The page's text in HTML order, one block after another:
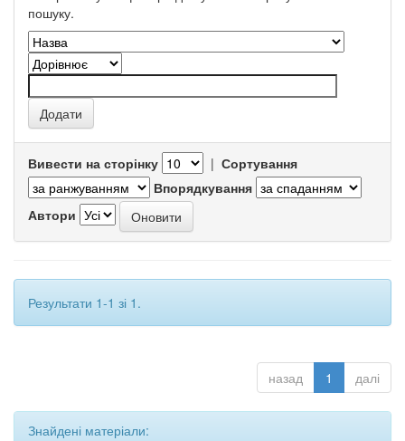
пошуку.
Вивести на сторінку | Сортування
Впорядкування
Автори
Результати 1-1 зі 1.
назад 1 далі
Знайдені матеріали: